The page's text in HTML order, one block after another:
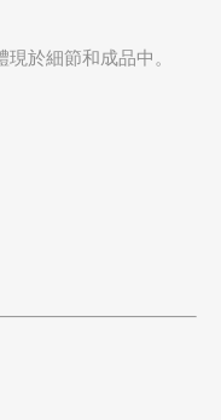
於細節和成品中。